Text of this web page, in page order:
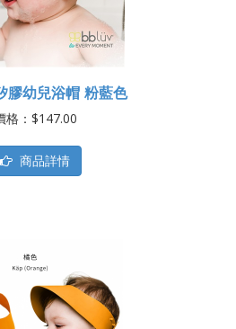
膠幼兒浴帽 粉藍色
格：$147.00
商品詳情